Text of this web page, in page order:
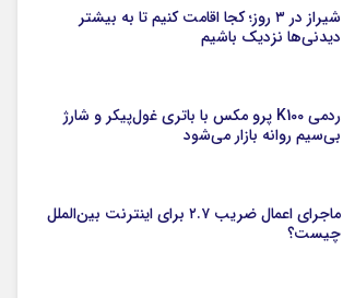
شیراز در ۳ روز؛ کجا اقامت کنیم تا به بیشتر
دیدنی‌ها نزدیک باشیم
ردمی K100 پرو مکس با باتری غول‌پیکر و شارژ
بی‌سیم روانه بازار می‌شود
ماجرای اعمال ضریب ۲.۷ برای اینترنت بین‌الملل
چیست؟